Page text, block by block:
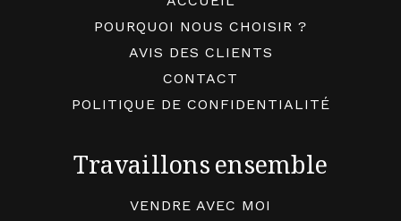
POURQUOI NOUS CHOISIR ?
AVIS DES CLIENTS
CONTACT
POLITIQUE DE CONFIDENTIALITÉ
Travaillons ensemble
VENDRE AVEC MOI